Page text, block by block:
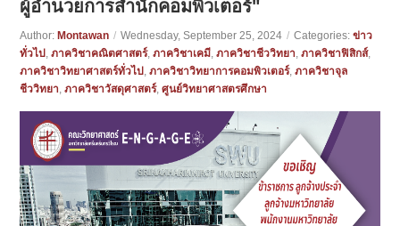
ผู้อำนวยการสำนักคอมพิวเตอร์"
Author: Montawan / Wednesday, September 25, 2024 / Categories:ข่าว
ทั่วไป ,ภาควิชาคณิตศาสตร์,ภาควิชาเคมี,ภาควิชาชีววิทยา,ภาควิชาฟิสิกส์,
ภาควิชาวิทยาศาสตร์ทั่วไป ,ภาควิชาวิทยาการคอมพิวเตอร์,ภาควิชาจุล
ชีววิทยา,ภาควิชาวัสดุศาสตร์,ศูนย์วิทยาศาสตรศึกษา